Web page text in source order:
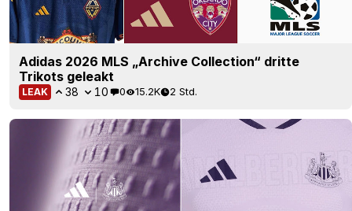
Adidas 2026 MLS „Archive Collection“ dritte
Trikots geleakt
LEAK 38 10 0 15.2K 2 Std.